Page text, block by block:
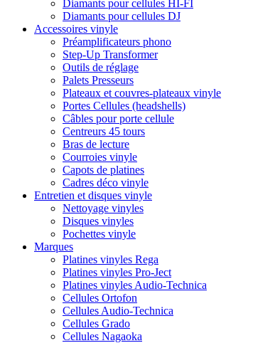
Diamants pour cellules HI-FI
Diamants pour cellules DJ
Accessoires vinyle
Préamplificateurs phono
Step-Up Transformer
Outils de réglage
Palets Presseurs
Plateaux et couvres-plateaux vinyle
Portes Cellules (headshells)
Câbles pour porte cellule
Centreurs 45 tours
Bras de lecture
Courroies vinyle
Capots de platines
Cadres déco vinyle
Entretien et disques vinyle
Nettoyage vinyles
Disques vinyles
Pochettes vinyle
Marques
Platines vinyles Rega
Platines vinyles Pro-Ject
Platines vinyles Audio-Technica
Cellules Ortofon
Cellules Audio-Technica
Cellules Grado
Cellules Nagaoka